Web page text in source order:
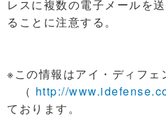
レスに複数の電子メールを
ることに注意する。
※この情報はアイ・ディフェ
（ http://
ております。